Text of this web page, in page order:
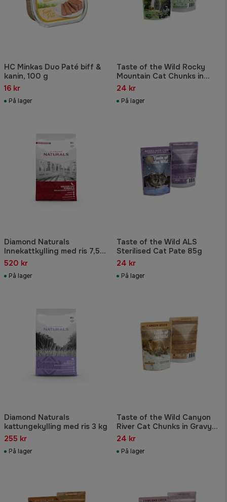
HC Minkas Duo Paté biff &
kanin, 100 g
16 kr
På lager
Taste of the Wild Rocky
Mountain Cat Chunks in
Gravy Pouch 85g
24 kr
På lager
Diamond Naturals
Innekattkylling med ris 7,5
kg
520 kr
På lager
Taste of the Wild ALS
Sterilised Cat Pate 85g
24 kr
På lager
Diamond Naturals
kattungekylling med ris 3 kg
255 kr
På lager
Taste of the Wild Canyon
River Cat Chunks in Gravy
Pouch 85g
24 kr
På lager